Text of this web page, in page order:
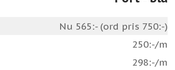
Nu 565:- (ord pris 750:-)
250:-/m
298:-/m